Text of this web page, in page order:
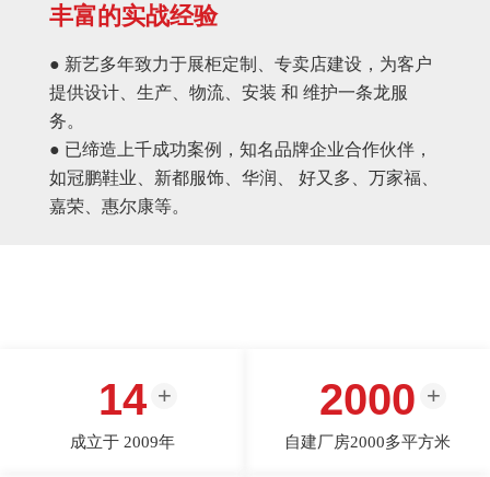
丰富的实战经验
● 新艺多年致力于展柜定制、专卖店建设，为客户
提供设计、生产、物流、安装 和 维护一条龙服
务。
● 已缔造上千成功案例，知名品牌企业合作伙伴，
如冠鹏鞋业、新都服饰、华润、 好又多、万家福、
嘉荣、惠尔康等。
14
成立于 2009年
2000
自建厂房2000多平方米